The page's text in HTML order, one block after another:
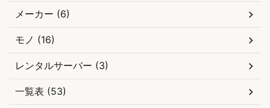
メーカー (6)
モノ (16)
レンタルサーバー (3)
一覧表 (53)